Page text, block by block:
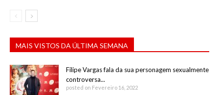
MAIS VISTOS DA ÚLTIMA SEMANA
Filipe Vargas fala da sua personagem sexualmente
controversa...
posted on Fevereiro 16, 2022